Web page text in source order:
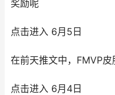
奖励呢
点击进入 6月5日
在前天推文中，FMVP
点击进入 6月4日